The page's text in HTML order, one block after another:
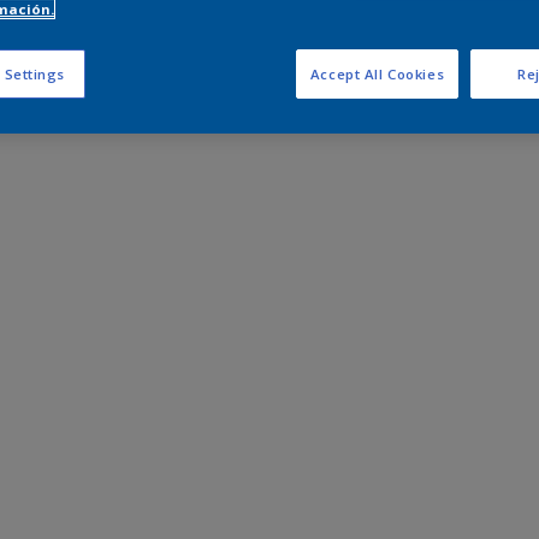
Settings Accept All Cookies